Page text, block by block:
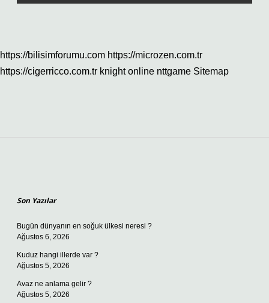
https://bilisimforumu.com https://microzen.com.tr
https://cigerricco.com.tr knight online nttgame Sitemap
Son Yazılar
Bugün dünyanın en soğuk ülkesi neresi ?
Ağustos 6, 2026
Kuduz hangi illerde var ?
Ağustos 5, 2026
Avaz ne anlama gelir ?
Ağustos 5, 2026